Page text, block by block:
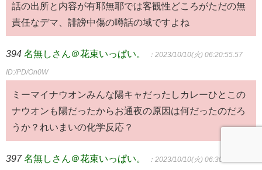
話の出所と内容が有耶無耶では客観性どころがただの無
責任なデマ、誹謗中傷の噂話の域ですよね
394 名無しさん＠花束いっぱい。 ：2023/10/10(火) 06:20:55.57
ID:/PD/On0W
ミーマイナウオンみんな陽キャだったしカレーひとこの
ナウオンも陽だったからお通夜の原因は何だったのだろ
うか？れいまいの化学反応？
397 名無しさん＠花束いっぱい。 ：2023/10/10(火) 06:30:49.61